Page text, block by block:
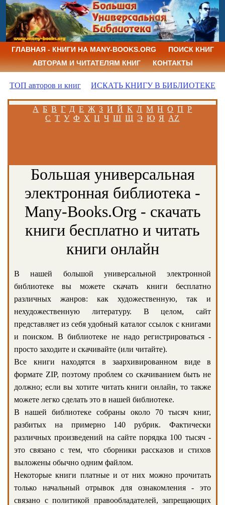
ГЛАВНАЯ - КНИГИ НА MANY-BOOKS.ORG
ПОИСК КНИГ
АВТОРАМ И ЧИТАТЕЛЯМ КНИГ
КОНТАКТЫ
ТОП авторов и книг ИСКАТЬ КНИГУ В БИБЛИОТЕКЕ
А Б В Г Д Е Ж З И Й К Л М Н О П Р
С Т У Ф Х Ц Ч Ш Щ Э Ю Я AZ
Большая универсальная
электронная библиотека -
Many-Books.Org - скачать
книги бесплатно и читать
книги онлайн
В нашей большой универсальной электронной
библиотеке вы можете скачать книги бесплатно
различных жанров: как художественную, так и
нехудожественную литературу. В целом, сайт
представляет из себя удобный каталог ссылок с книгами
и поиском. В библиотеке не надо регистрироваться -
просто заходите и скачивайте (или читайте).
Все книги находятся в заархивированном виде в
формате ZIP, поэтому проблем со скачиванием быть не
должно; если вы хотите читать книги онлайн, то также
можете легко сделать это в нашей библиотеке.
В нашей библиотеке собраны около 70 тысяч книг,
разбитых на примерно 140 рубрик. Фактически
различных произведений на сайте порядка 100 тысяч -
это связано с тем, что сборники рассказов и стихов
выложены обычно одним файлом.
Некоторые книги платные и от них можно прочитать
только начальный отрывок для ознакомления - это
связано с политикой правообладателей, запрещающих